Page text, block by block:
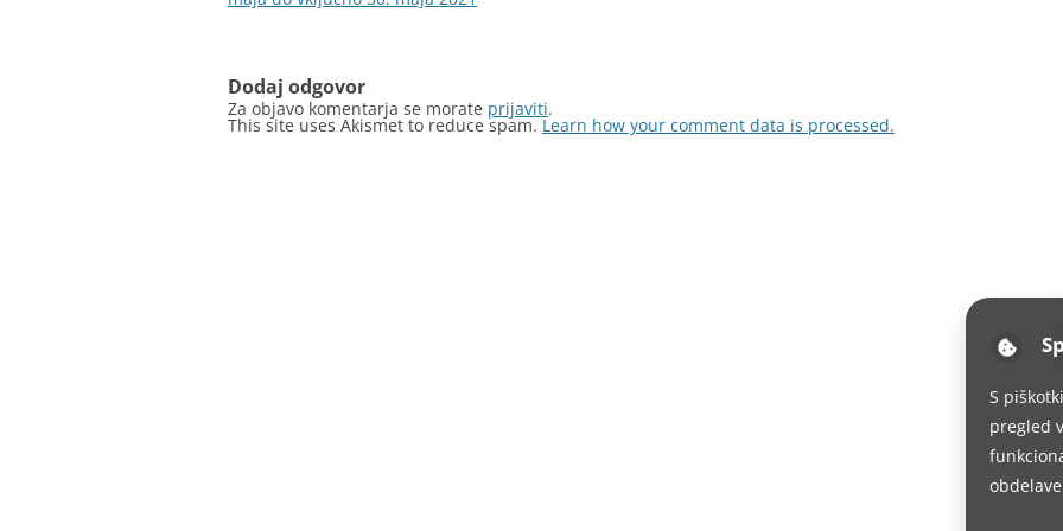
Dodaj odgovor
Za objavo komentarja se morate prijaviti.
This site uses Akismet to reduce spam. Learn how your comment data is processed.
S
pregled